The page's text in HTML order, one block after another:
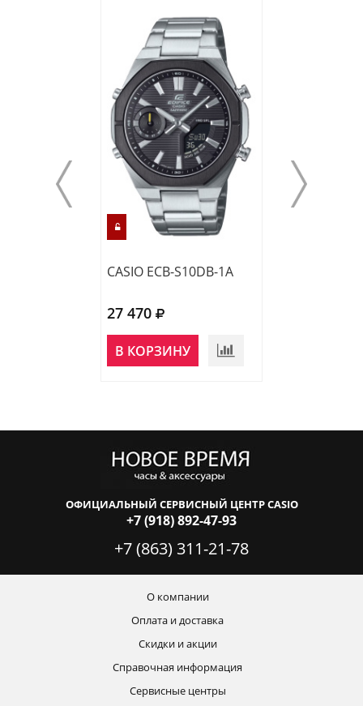
CASIO ECB-S10DB-1A
27 470
В КОРЗИНУ
ОФИЦИАЛЬНЫЙ СЕРВИСНЫЙ ЦЕНТР CASIO
+7 (918) 892-47-93
+7 (863) 311-21-78
О компании
Оплата и доставка
Скидки и акции
Справочная информация
Сервисные центры